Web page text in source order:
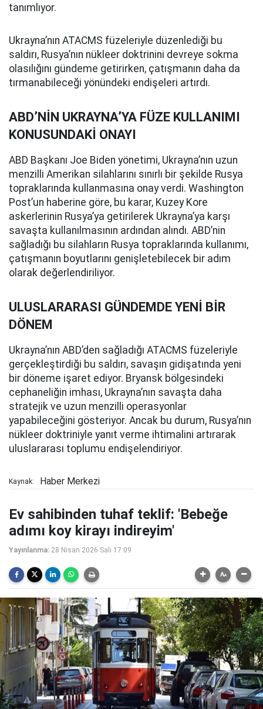
tanımlıyor.
Ukrayna’nın ATACMS füzeleriyle düzenlediği bu
saldırı, Rusya’nın nükleer doktrinini devreye sokma
olasılığını gündeme getirirken, çatışmanın daha da
tırmanabileceği yönündeki endişeleri artırdı.
ABD’NİN UKRAYNA’YA FÜZE KULLANIMI
KONUSUNDAKİ ONAYI
ABD Başkanı Joe Biden yönetimi, Ukrayna’nın uzun
menzilli Amerikan silahlarını sınırlı bir şekilde Rusya
topraklarında kullanmasına onay verdi. Washington
Post’un haberine göre, bu karar, Kuzey Kore
askerlerinin Rusya’ya getirilerek Ukrayna’ya karşı
savaşta kullanılmasının ardından alındı. ABD’nin
sağladığı bu silahların Rusya topraklarında kullanımı,
çatışmanın boyutlarını genişletebilecek bir adım
olarak değerlendiriliyor.
ULUSLARARASI GÜNDEMDE YENİ BİR
DÖNEM
Ukrayna’nın ABD’den sağladığı ATACMS füzeleriyle
gerçekleştirdiği bu saldırı, savaşın gidişatında yeni
bir döneme işaret ediyor. Bryansk bölgesindeki
cephaneliğin imhası, Ukrayna’nın savaşta daha
stratejik ve uzun menzilli operasyonlar
yapabileceğini gösteriyor. Ancak bu durum, Rusya’nın
nükleer doktriniyle yanıt verme ihtimalini artırarak
uluslararası toplumu endişelendiriyor.
Kaynak: Haber Merkezi
Ev sahibinden tuhaf teklif: 'Bebeğe
adımı koy kirayı indireyim'
Yayınlanma: 28 Nisan 2026 Salı 17:09